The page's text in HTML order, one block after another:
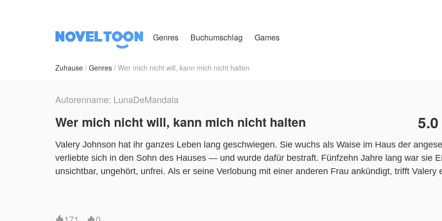
Genres Buchumschlag Games
Zuhause Genres Wer mich nicht will, kann mich nicht halten
Autorenname: LunaDeMandala
Wer mich nicht will, kann mich nicht halten 5.0
Valery Johnson hat ihr ganzes Leben lang geschwiegen. Sie wuchs als Waise im Haus der
verliebte sich in den Sohn des Hauses — und wurde dafür bestraft. Fünfzehn Jahre lang war sie
unsichtbar, ungehört, unfrei. Als er seine Verlobung mit einer anderen Frau ankündigt, trifft Valery
 